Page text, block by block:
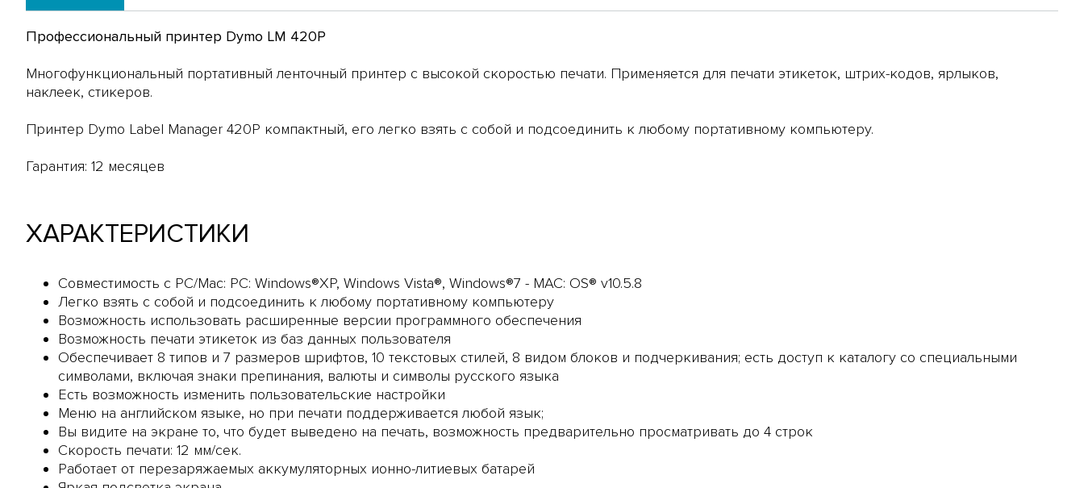
Профессиональный принтер Dymo LM 420P
Многофункциональный портативный ленточный принтер с высокой скоростью печати. Применяется для печати этикеток, штрих-кодов, ярлыков,
наклеек, стикеров.
Принтер Dymo Label Manager 420Р компактный, его легко взять с собой и подсоединить к любому портативному компьютеру.
Гарантия: 12 месяцев
ХАРАКТЕРИСТИКИ
Совместимость с PC/Mac: PC: Windows®XP, Windows Vista®, Windows®7 - MAC: OS® v10.5.8
Легко взять с собой и подсоединить к любому портативному компьютеру
Возможность использовать расширенные версии программного обеспечения
Возможность печати этикеток из баз данных пользователя
Обеспечивает 8 типов и 7 размеров шрифтов, 10 текстовых стилей, 8 видом блоков и подчеркивания; есть доступ к каталогу со специальными
символами, включая знаки препинания, валюты и символы русского языка
Есть возможность изменить пользовательские настройки
Меню на английском языке, но при печати поддерживается любой язык;
Вы видите на экране то, что будет выведено на печать, возможность предварительно просматривать до 4 строк
Скорость печати: 12 мм/сек.
Работает от перезаряжаемых аккумуляторных ионно-литиевых батарей